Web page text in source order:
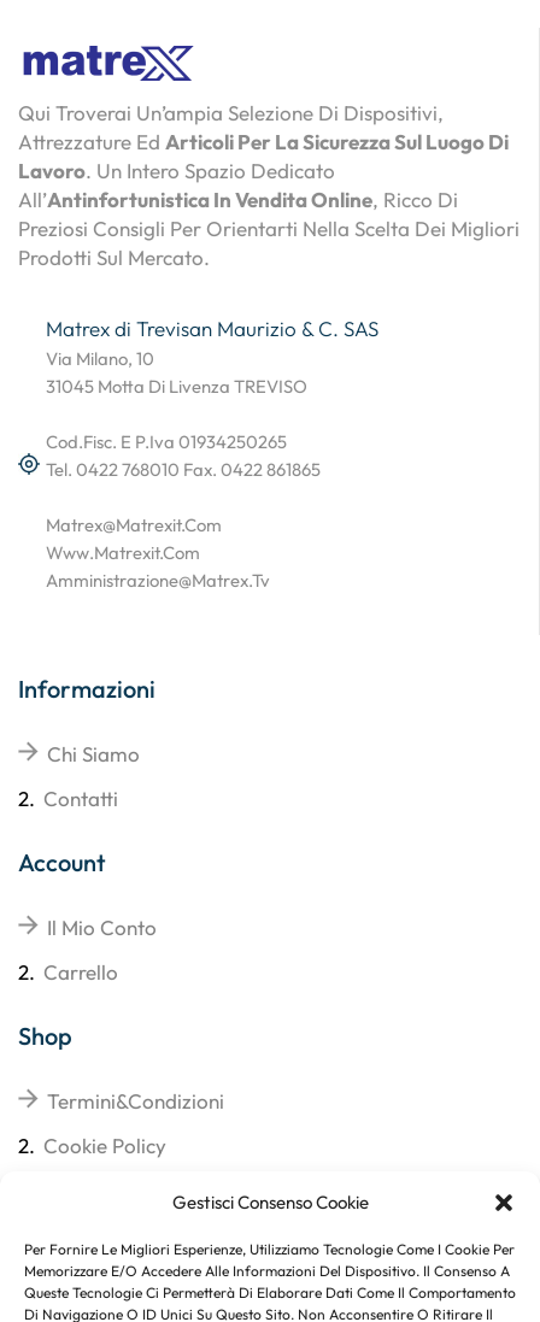
Gestisci Consenso Cookie
Per Fornire Le Migliori Esperienze, Utilizziamo Tecnologie Come I Cookie Per
Memorizzare E/o Accedere Alle Informazioni Del Dispositivo. Il Consenso A
Queste Tecnologie Ci Permetterà Di Elaborare Dati Come Il Comportamento
Di Navigazione O ID Unici Su Questo Sito. Non Acconsentire O Ritirare Il
Qui Troverai Un’ampia Selezione Di Dispositivi,
Attrezzature Ed Articoli Per La Sicurezza Sul Luogo Di
Lavoro. Un Intero Spazio Dedicato
All’Antinfortunistica In Vendita Online, Ricco Di
Preziosi Consigli Per Orientarti Nella Scelta Dei Migliori
Prodotti Sul Mercato.
Matrex di Trevisan Maurizio & C. SAS
Via Milano, 10
31045 Motta Di Livenza TREVISO
Cod.Fisc. E P.Iva 01934250265
Tel. 0422 768010 Fax. 0422 861865
Matrex@matrexit.com
Www.matrexit.com
Amministrazione@matrex.tv
Informazioni
Chi Siamo
2. Contatti
Account
Il Mio Conto
2. Carrello
Shop
Termini&Condizioni
2. Cookie Policy